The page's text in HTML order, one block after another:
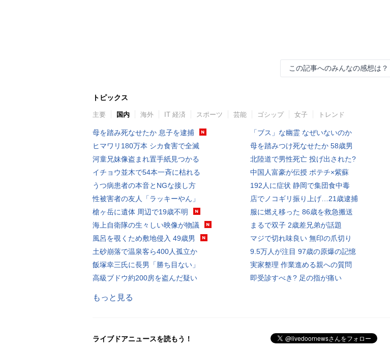
この記事へのみんなの感想は？
トピックス
主要 国内 海外 IT 経済 スポーツ 芸能 ゴシップ 女子 トレンド
母を踏み死なせたか 息子を逮捕
ヒマワリ180万本 シカ食害で全滅
河童兄妹像盗まれ置手紙見つかる
イチョウ並木で54本一斉に枯れる
うつ病患者の本音とNGな接し方
性被害者の友人「ラッキーやん」
槍ヶ岳に遺体 周辺で19歳不明
海上自衛隊の生々しい映像が物議
風呂を覗くため敷地侵入 49歳男
土砂崩落で温泉客ら400人孤立か
飯塚幸三氏に長男「勝ち目ない」
高級ブドウ約200房を盗んだ疑い
「ブス」な幽霊 なぜいないのか
母を踏みつけ死なせたか 58歳男
北陸道で男性死亡 投げ出された?
中国人富豪が伝授 ポテチ×紫蘇
192人に症状 静岡で集団食中毒
店でノコギリ振り上げ…21歳逮捕
服に燃え移った 86歳を救急搬送
まるで双子 2歳差兄弟が話題
マジで切れ味良い 無印の爪切り
9.5万人が注目 97歳の原爆の記憶
実家整理 作業進める親への質問
即受診すべき? 足の指が痛い
もっと見る
ライブドアニュースを読もう！